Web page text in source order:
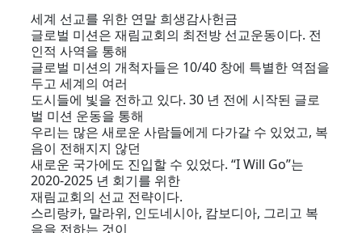
세계 선교를 위한 연말 희생감사헌금
글로벌 미션은 재림교회의 최전방 선교운동이다. 전
인적 사역을 통해
글로벌 미션의 개척자들은 10/40 창에 특별한 역점을
두고 세계의 여러
도시들에 빛을 전하고 있다. 30 년 전에 시작된 글로
벌 미션 운동을 통해
우리는 많은 새로운 사람들에게 다가갈 수 있었고, 복
음이 전해지지 않던
새로운 국가에도 진입할 수 있었다. “I Will Go”는
2020-2025 년 회기를 위한
재림교회의 선교 전략이다.
스리랑카, 말라위, 인도네시아, 캄보디아, 그리고 복
음을 전하는 것이